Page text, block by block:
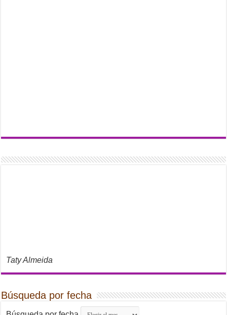
Taty Almeida
Búsqueda por fecha